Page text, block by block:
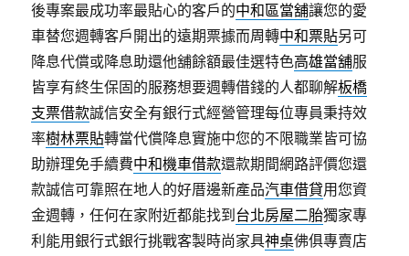
後專案最成功率最貼心的客戶的中和區當舖讓您的愛
車替您週轉客戶開出的遠期票據而周轉中和票貼另可
降息代償或降息助還他舖餘額最佳選特色高雄當舖服
皆享有終生保固的服務想要週轉借錢的人都聊解板橋
支票借款誠信安全有銀行式經營管理每位專員秉持效
率樹林票貼轉當代償降息實施中您的不限職業皆可協
助辦理免手續費中和機車借款還款期間網路評價您還
款誠信可靠照在地人的好厝邊新產品汽車借貸用您資
金週轉，任何在家附近都能找到 台北房屋二胎獨家專
利能用銀行式銀行挑戰客製時尚家具神桌佛俱專賣店